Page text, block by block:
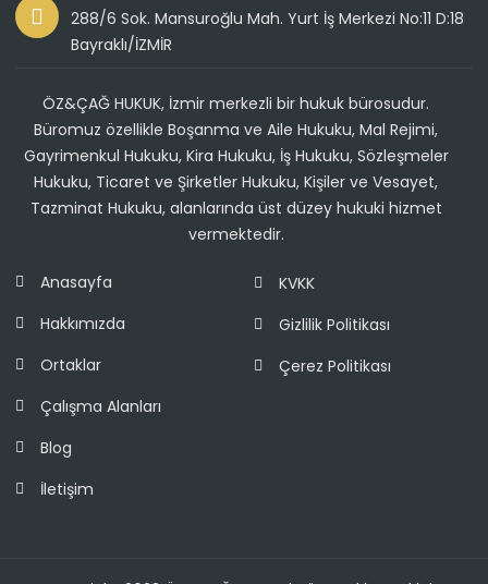
288/6 Sok. Mansuroğlu Mah. Yurt İş Merkezi No:11 D:18
Bayraklı/İZMİR
ÖZ&ÇAĞ HUKUK, İzmir merkezli bir hukuk bürosudur.
Büromuz özellikle Boşanma ve Aile Hukuku, Mal Rejimi,
Gayrimenkul Hukuku, Kira Hukuku, İş Hukuku, Sözleşmeler
Hukuku, Ticaret ve Şirketler Hukuku, Kişiler ve Vesayet,
Tazminat Hukuku, alanlarında üst düzey hukuki hizmet
vermektedir.
Anasayfa
Hakkımızda
Ortaklar
Çalışma Alanları
Blog
İletişim
KVKK
Gizlilik Politikası
Çerez Politikası